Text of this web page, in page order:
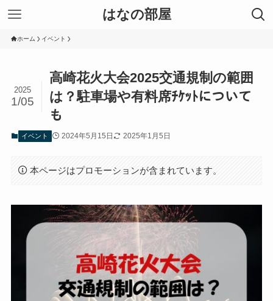
はなの部屋
ホーム イベント
高崎花火大会2025交通規制の範囲
は？駐車場や有料席ﾁｹｯﾄについて
も
2025
1/05
イベント 2024年5月15日 2025年1月5日
本ページはプロモーションが含まれています。